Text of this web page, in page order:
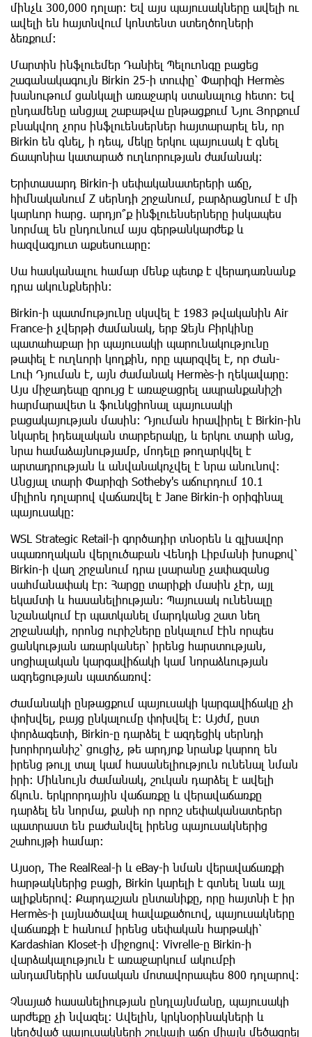
մինչև 300,000 դոլար: Եվ այս պայուսակները ավելի ու
ավելի են հայտնվում կոնտենտ ստեղծողների
ձեռքում։
Մարտին ինֆլուեմեր Դանիել Պելուոնգը բացեց
շագանակագույն Birkin 25-ի տուփը՝ Փարիզի Hermès
խանութում ցանկալի առաջարկ ստանալուց հետո: Եվ
ընդամենը անցյալ շաբաթվա ընթացքում Նյու Յորքում
բնակվող չորս ինֆլուենսերներ հայտարարել են, որ
Birkin են գնել, ի դեպ, մեկը երկու պայուսակ է գնել
Ճապոնիա կատարած ուղևորության ժամանակ։
Երիտասարդ Birkin-ի սեփականատերերի աճը,
հիմնականում Z սերնդի շրջանում, բարձրացնում է մի
կարևոր հարց. արդյո՞ք ինֆլուենսերները իսկապես
նորմալ են ընդունում այս գերթանկարժեք և
հազվագյուտ աքսեսուարը։
Սա հասկանալու համար մենք պետք է վերադառնանք
դրա ակունքներին։
Birkin-ի պատմությունը սկսվել է 1983 թվականին Air
France-ի չվերթի ժամանակ, երբ Ջեյն Բիրկինը
պատահաբար իր պայուսակի պարունակությունը
թափել է ուղևորի կողքին, որը պարզվել է, որ Ժան-
Լուի Դյուման է, այն ժամանակ Hermès-ի ղեկավարը:
Այս միջադեպը զրույց է առաջացրել ապրանքանիշի
հարմարավետ և ֆունկցիոնալ պայուսակի
բացակայության մասին: Դյուման հրավիրել է Birkin-ին
նկարել իդեալական տարբերակը, և երկու տարի անց,
նրա համաձայնությամբ, մոդելը թողարկվել է
արտադրության և անվանակոչվել է նրա անունով:
Անցյալ տարի Փարիզի Sotheby's աճուրդում 10.1
միլիոն դոլարով վաճառվել է Jane Birkin-ի օրիգինալ
պայուսակը։
WSL Strategic Retail-ի գործադիր տնօրեն և գլխավոր
սպառողական վերլուծաբան Վենդի Լիբմանի խոսքով՝
Birkin-ի վաղ շրջանում դրա լսարանը չափազանց
սահմանափակ էր։ Հարցը տարիքի մասին չէր, այլ
եկամտի և հասանելիության։ Պայուսակ ունենալը
նշանակում էր պատկանել մարդկանց շատ նեղ
շրջանակի, որոնց ուրիշները ընկալում էին որպես
ցանկության առարկաներ՝ իրենց հարստության,
սոցիալական կարգավիճակի կամ նորաձևության
ազդեցության պատճառով։
Ժամանակի ընթացքում պայուսակի կարգավիճակը չի
փոխվել, բայց ընկալումը փոխվել է։ Այժմ, ըստ
փորձագետի, Birkin-ը դարձել է ազդեցիկ սերնդի
խորհրդանիշ՝ ցուցիչ, թե արդյոք նրանք կարող են
իրենց թույլ տալ կամ հասանելիություն ունենալ նման
իրի։ Միևնույն ժամանակ, շուկան դարձել է ավելի
ճկուն. երկրորդային վաճառքը և վերավաճառքը
դարձել են նորմա, քանի որ որոշ սեփականատերեր
պատրաստ են բաժանվել իրենց պայուսակներից
շահույթի համար։
Այսօր, The RealReal-ի և eBay-ի նման վերավաճառքի
հարթակներից բացի, Birkin կարելի է գտնել նաև այլ
ալիքներով։ Քարդաշյան ընտանիքը, որը հայտնի է իր
Hermès-ի լայնածավալ հավաքածուով, պայուսակները
վաճառքի է հանում իրենց սեփական հարթակի՝
Kardashian Kloset-ի միջոցով: Vivrelle-ը Birkin-ի
վարձակալություն է առաջարկում ակումբի
անդամներին ամսական մոտավորապես 800 դոլարով։
Չնայած հասանելիության ընդլայնմանը, պայուսակի
արժեքը չի նվազել: Ավելին, կրկնօրինակների և
կեղծված պայուսակների շուկայի աճը միայն մեծացրել